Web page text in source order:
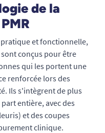
de la
et fonctionnelle,
conçus pour être
qui les portent une
renforcée lors des
Ils s'intègrent de plus
entière, avec des
et des coupes
clinique.